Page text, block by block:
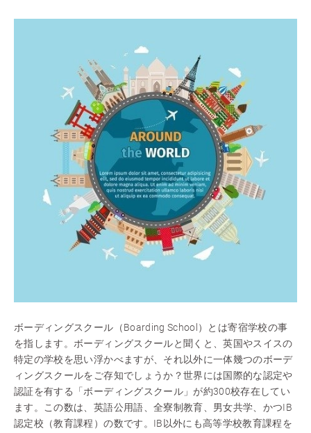
ボーディングスクール（Boarding School）とは寄宿学校の事
を指します。ボーディングスクールと聞くと、英国やスイスの
特定の学校を思い浮かべますが、それ以外に一体幾つのボーデ
ィングスクールをご存知でしょうか？世界には国際的な認定や
認証を有する「ボーディングスクール」が約300校存在してい
ます。この数は、英語公用語、全寮制教育、男女共学、かつIB
認定校（教育課程）の数です。IB以外にも高等学校教育課程を